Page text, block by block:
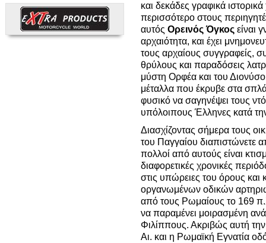
και δεκάδες γραφικά
περισσότερο στους
αυτός Ορεινός Όγκος είναι
αρχαιότητα, και έχει
τους αρχαίους συγγραφείς,
θρύλους και παραδόσεις
μύστη Ορφέα και του
μέταλλα που έκρυβε στα
φυσικό να σαγηνέψει τους
υπόλοιπους Έλληνες κατά
Διασχίζοντας σήμερα τους
του Παγγαίου διαπιστώνετε
πολλοί από αυτούς είναι
διαφορετικές χρονικές
στις υπώρειες του όρους και
οργανωμένων οδικών
από τους Ρωμαίους το 169
να παραμένει μοιρασμένη
Φιλίππους. Ακριβώς αυτή
Αι. και η Ρωμαϊκή Εγνατία